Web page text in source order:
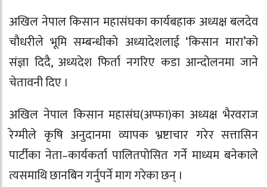
अखिल नेपाल किसान महासंघका कार्यबहाक अध्यक्ष बलदेव
चौधरीले भूमि सम्बन्धीको अध्यादेशलाई ‘किसान मारा’को
संज्ञा दिदै, अध्यदेश फिर्ता नगरिए कडा आन्दोलनमा जाने
चेतावनी दिए ।
अखिल नेपाल किसान महासंघ(अप्फा)का अध्यक्ष भैरवराज
रेग्मीले कृषि अनुदानमा व्यापक भ्रष्टाचार गरेर सत्तासिन
पार्टीका नेता–कार्यकर्ता पालितपोसित गर्ने माध्यम बनेकाले
त्यसमाथि छानबिन गर्नुपर्ने माग गरेका छन् ।